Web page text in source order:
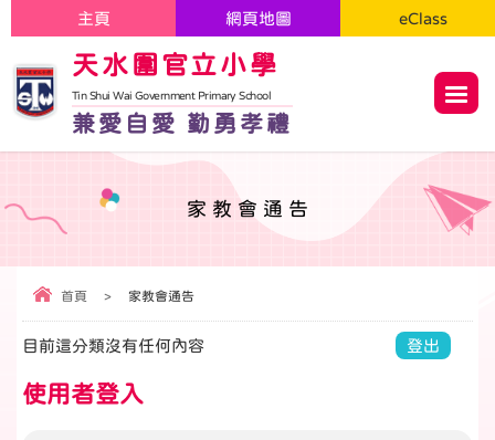
天水圍官立小學
Tin Shui Wai Government Primary School
兼愛自愛 勤勇孝禮
主頁 網頁地圖 eClass
家教會通告
首頁 > 家教會通告
登出
目前這分類沒有任何內容
使用者登入